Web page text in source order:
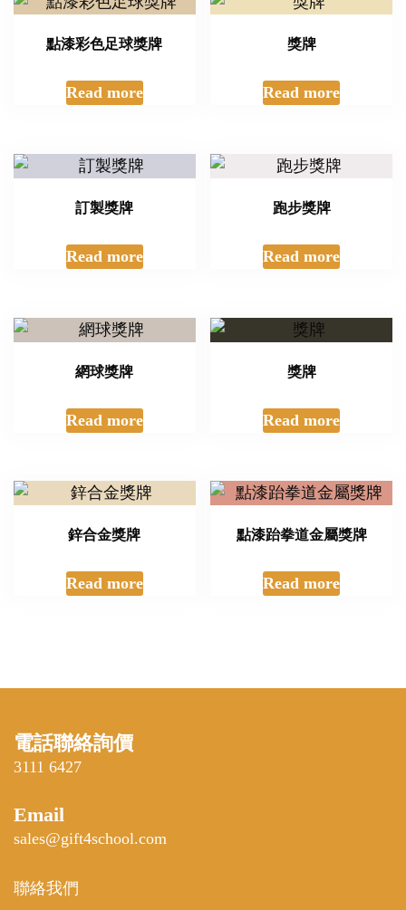
點漆彩色足球獎牌
Read more
獎牌
Read more
訂製獎牌
Read more
跑步獎牌
Read more
網球獎牌
Read more
獎牌
Read more
鋅合金獎牌
Read more
點漆跆拳道金屬獎牌
Read more
電話聯絡詢價
3111 6427
Email
sales@gift4school.com
聯絡我們